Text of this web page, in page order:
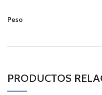
Peso
PRODUCTOS